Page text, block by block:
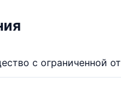
с ограниченной